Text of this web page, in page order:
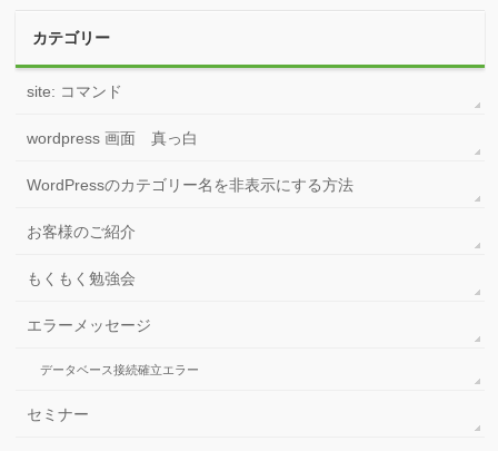
カテゴリー
site: コマンド
wordpress 画面 真っ白
WordPressのカテゴリー名を非表示にする方法
お客様のご紹介
もくもく勉強会
エラーメッセージ
データベース接続確立エラー
セミナー